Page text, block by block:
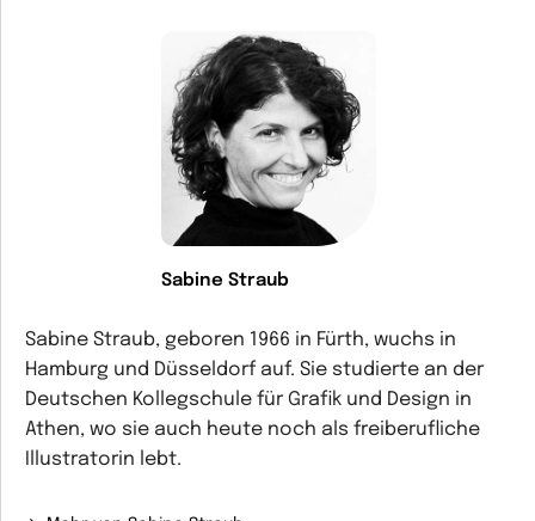
Sabine Straub
Sabine Straub, geboren 1966 in Fürth, wuchs in
Hamburg und Düsseldorf auf. Sie studierte an der
Deutschen Kollegschule für Grafik und Design in
Athen, wo sie auch heute noch als freiberufliche
Illustratorin lebt.